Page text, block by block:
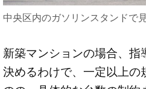
中央区内のガソリンスタンドで
新築マンションの場合、
決めるわけで、一定以上